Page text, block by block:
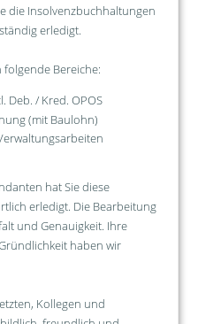
die Insolvenzbuchhaltungen
erledigt.
Bereiche:
Deb. / Kred. OPOS
(mit Baulohn)
hat Sie diese
erledigt. Die Bearbeitung
und Genauigkeit. Ihre
haben wir
Kollegen und